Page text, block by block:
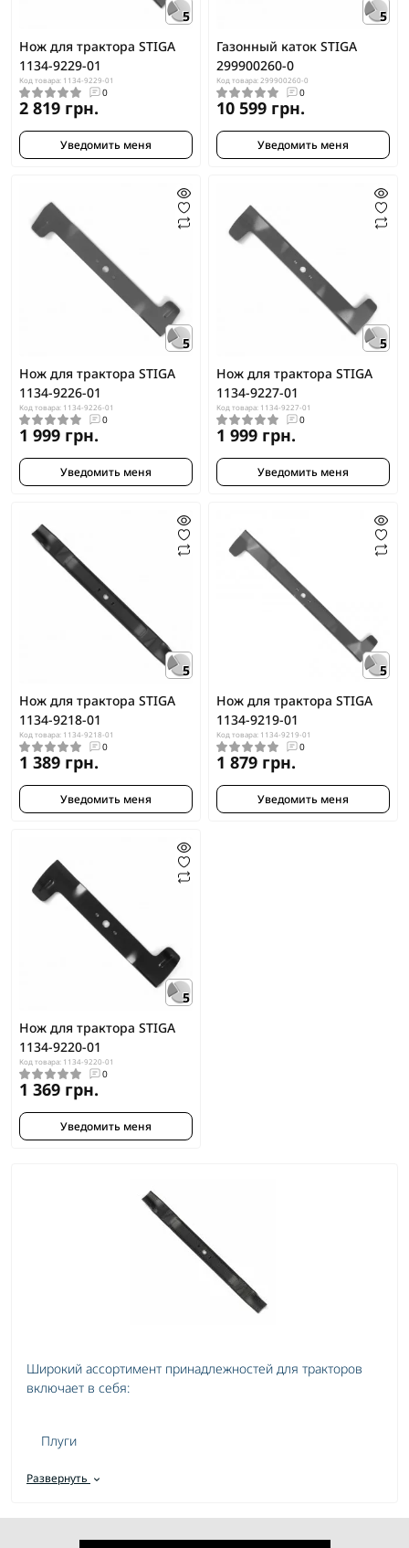
5
Нож для трактора STIGA
1134-9229-01
Код товара: 1134-9229-01
0
2 819 грн.
Уведомить меня
5
Газонный каток STIGA
299900260-0
Код товара: 299900260-0
0
10 599 грн.
Уведомить меня
5
Нож для трактора STIGA
1134-9226-01
Код товара: 1134-9226-01
0
1 999 грн.
Уведомить меня
5
Нож для трактора STIGA
1134-9227-01
Код товара: 1134-9227-01
0
1 999 грн.
Уведомить меня
5
Нож для трактора STIGA
1134-9218-01
Код товара: 1134-9218-01
0
1 389 грн.
Уведомить меня
5
Нож для трактора STIGA
1134-9219-01
Код товара: 1134-9219-01
0
1 879 грн.
Уведомить меня
5
Нож для трактора STIGA
1134-9220-01
Код товара: 1134-9220-01
0
1 369 грн.
Уведомить меня
Широкий ассортимент принадлежностей для тракторов
включает в себя:
Плуги
Прицепы
Запчасти
Развернуть